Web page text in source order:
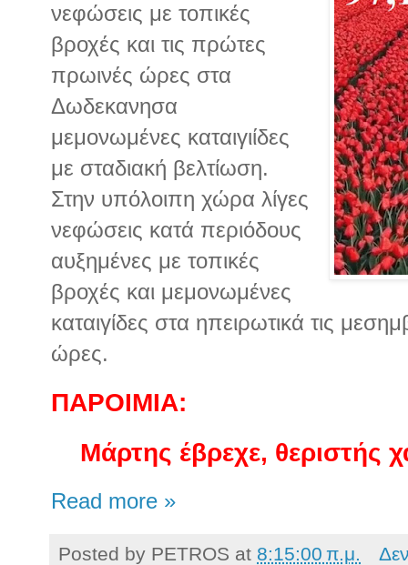
νεφώσεις με τοπικές
βροχές και τις πρώτες
πρωινές ώρες στα
Δωδεκανησα
μεμονωμένες καταιγιίδες
με σταδιακή βελτίωση.
Στην υπόλοιπη χώρα λίγες
νεφώσεις κατά περιόδους
αυξημένες με τοπικές
βροχές και μεμονωμένες
καταιγίδες στα ηπειρωτικά τις
ώρες.
ΠΑΡΟΙΜΙΑ:
Μάρτης έβρεχε, θεριστής
Read more »
Posted by PETROS at 8:15:00 π.μ.